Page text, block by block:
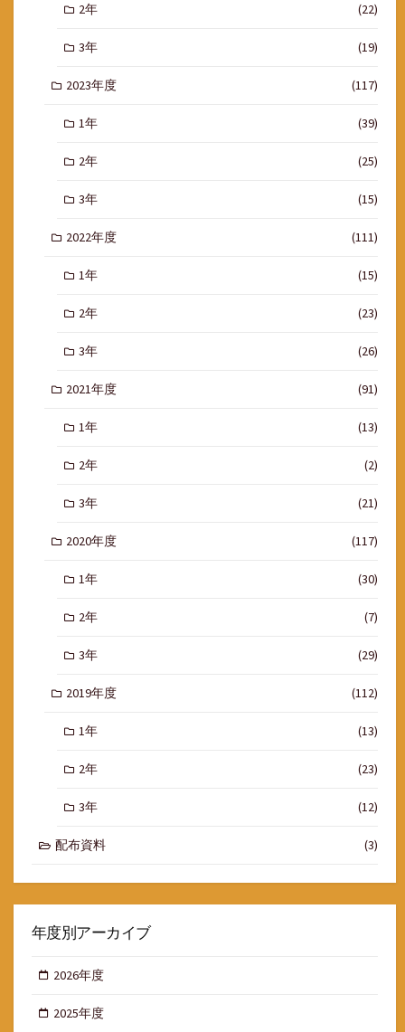
2年 (22)
3年 (19)
2023年度 (117)
1年 (39)
2年 (25)
3年 (15)
2022年度 (111)
1年 (15)
2年 (23)
3年 (26)
2021年度 (91)
1年 (13)
2年 (2)
3年 (21)
2020年度 (117)
1年 (30)
2年 (7)
3年 (29)
2019年度 (112)
1年 (13)
2年 (23)
3年 (12)
配布資料 (3)
年度別アーカイブ
2026年度
2025年度